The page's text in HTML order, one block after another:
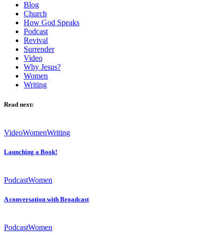
Blog
Church
How God Speaks
Podcast
Revival
Surrender
Video
Why Jesus?
Women
Writing
Read next:
VideoWomenWriting
Launching a Book!
PodcastWomen
A conversation with Broadcast
PodcastWomen